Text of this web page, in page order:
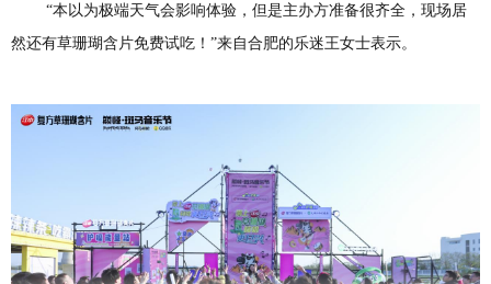
“本以为极端天气会影响体验， 但是主办方准备很齐全，现场居
然还有草珊瑚含片免费试吃 ！ ”来自合肥的乐迷王女士表示。